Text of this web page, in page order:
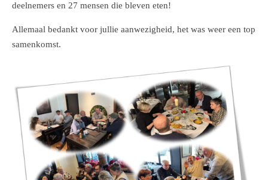
deelnemers en 27 mensen die bleven eten!
Allemaal bedankt voor jullie aanwezigheid, het was weer een top
samenkomst.